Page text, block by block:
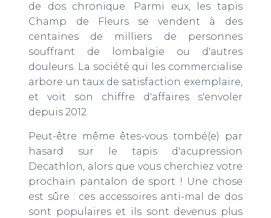
de dos chronique. Parmi eux, les tapis
Champ de Fleurs se vendent à des
centaines de milliers de personnes
souffrant de lombalgie ou d'autres
douleurs. La société qui les commercialise
arbore un taux de satisfaction exemplaire,
et voit son chiffre d'affaires s'envoler
depuis 2012.
Peut-être même êtes-vous tombé(e) par
hasard sur le tapis d'acupression
Decathlon, alors que vous cherchiez votre
prochain pantalon de sport ! Une chose
est sûre : ces accessoires anti-mal de dos
sont populaires et ils sont devenus plus